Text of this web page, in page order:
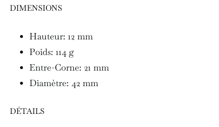
DIMENSIONS
Hauteur: 12 mm
Poids: 114 g
Entre-Corne: 21 mm
Diamètre: 42 mm
DÉTAILS